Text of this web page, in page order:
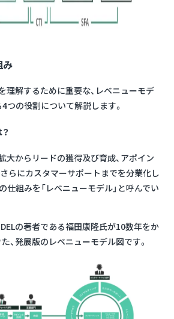
み
理解するために重要な、レベニューモデ
つの役割について解説します。
大からリードの獲得及び育成、アポイン
さらにカスタマーサポートまでを分業化し
仕組みを「レベニューモデル」と呼んでい
の著者である福田康隆氏が10数年をか
、発展版のレベニューモデル図です。